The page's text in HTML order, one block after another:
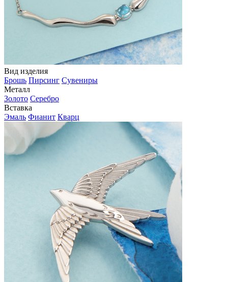
Вид изделия
Брошь Пирсинг Сувениры
Металл
Золото Серебро
Вставка
Эмаль Фианит Кварц